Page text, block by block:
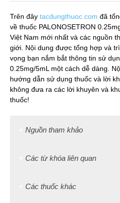
Trên đây tacdungthuoc.com đã
về thuốc PALONOSETRON
Việt Nam mới nhất và các nguồn
giới. Nội dung được tổng hợp và
vọng bạn nắm bắt thông tin sử
0.25mg/5mL một cách dễ dàng.
hướng dẫn sử dụng thuốc và lời
không đưa ra các lời khuyên và
thuốc!
Nguồn tham khảo
Các từ khóa liên quan
Các thuốc khác